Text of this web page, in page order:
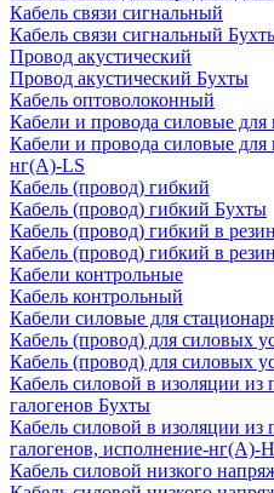
Кабель связи сигнальный
Кабель связи сигнальный
Провод акустический
Провод акустический Бухты
Кабель оптоволоконный
Кабели и провода силовые для
Кабели и провода силовые для
нг(А)-LS
Кабель (провод) гибкий
Кабель (провод) гибкий Бухты
Кабель (провод) гибкий в
Кабель (провод) гибкий в
Кабели контрольные
Кабель контрольный
Кабели силовые для
Кабель (провод) для силовых
Кабель (провод) для силовых
Кабель силовой в изоляции
галогенов Бухты
Кабель силовой в изоляции
галогенов, исполнение-нг(А)-
Кабель силовой низкого